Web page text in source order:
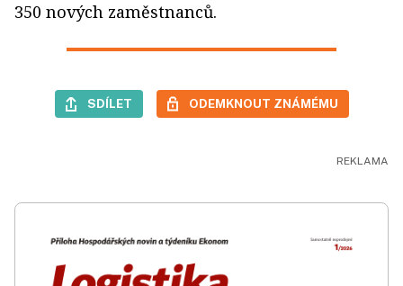
350 nových zaměstnanců.
SDÍLET ODEMKNOUT ZNÁMÉMU